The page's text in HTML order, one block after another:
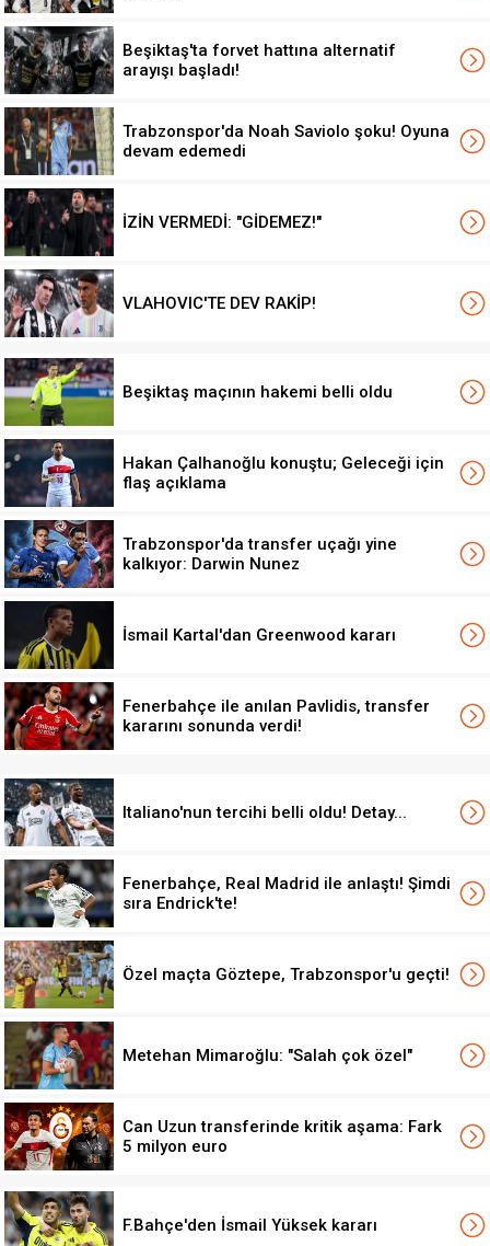
Beşiktaş'ta forvet hattına alternatif
arayışı başladı!
Trabzonspor'da Noah Saviolo şoku! Oyuna
devam edemedi
İZİN VERMEDİ: "GİDEMEZ!"
VLAHOVIC'TE DEV RAKİP!
Beşiktaş maçının hakemi belli oldu
Hakan Çalhanoğlu konuştu; Geleceği için
flaş açıklama
Trabzonspor'da transfer uçağı yine
kalkıyor: Darwin Nunez
İsmail Kartal'dan Greenwood kararı
Fenerbahçe ile anılan Pavlidis, transfer
kararını sonunda verdi!
Italiano'nun tercihi belli oldu! Detay...
Fenerbahçe, Real Madrid ile anlaştı! Şimdi
sıra Endrick'te!
Özel maçta Göztepe, Trabzonspor'u geçti!
Metehan Mimaroğlu: "Salah çok özel"
Can Uzun transferinde kritik aşama: Fark
5 milyon euro
F.Bahçe'den İsmail Yüksek kararı